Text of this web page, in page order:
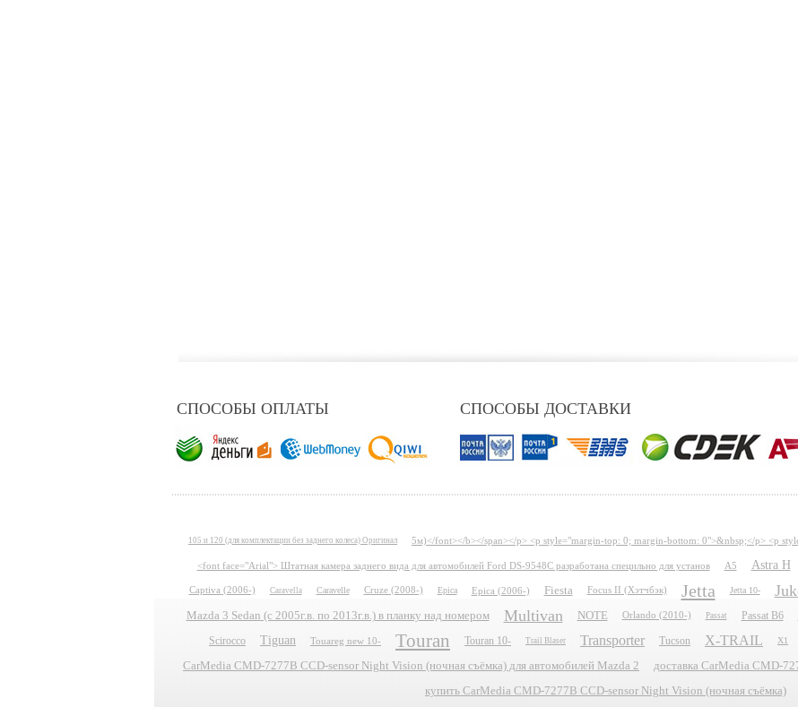
СПОСОБЫ ОПЛАТЫ СПОСОБЫ ДОСТАВКИ
105 и 120 (для комплектации без заднего колеса) Оригинал 5м)</font></b></span></p> <p style="margin-top: 0; margin-bottom: 0">&nbsp;</p> <p
<font face="Arial"> Штатная камера заднего вида для автомобилей Ford DS-9548C разработана специльно для установ A5 Astra H
Captiva (2006-) Caravella Caravelle Cruze (2008-) Epica Epica (2006-) Fiesta Focus II (Хэтчбэк) Jetta Jetta 10-
Mazda 3 Sedan (с 2005г.в. по 2013г.в.) в планку над номером Multivan NOTE Orlando (2010-) Passat Passat B6
Scirocco Tiguan Touareg new 10- Touran Touran 10- Trail Blaser Transporter Tucson X-TRAIL X1
CarMedia CMD-7277B CCD-sensor Night Vision (ночная съёмка) для автомобилей Mazda 2
доставка CarMedia CMD-
купить CarMedia CMD-7277B CCD-sensor Night Vision (ночная съёмка)